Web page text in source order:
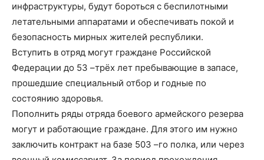
инфраструктуры, будут бороться с беспилотными
летательными аппаратами и обеспечивать покой и
безопасность мирных жителей республики.
Вступить в отряд могут граждане Российской
Федерации до 53 –трёх лет пребывающие в запасе,
прошедшие специальный отбор и годные по
состоянию здоровья.
Пополнить ряды отряда боевого армейского резерва
могут и работающие граждане. Для этого им нужно
заключить контракт на базе 503 –го полка, или через